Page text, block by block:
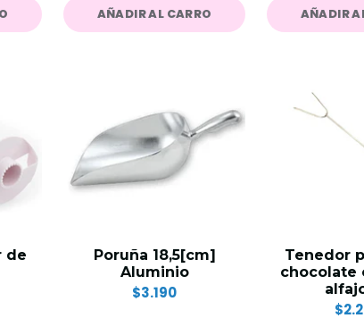
AÑADIR AL CARRO AÑADIR
de
Poruña 18,5[cm]
Aluminio
$3.190
Tenedor
chocolate